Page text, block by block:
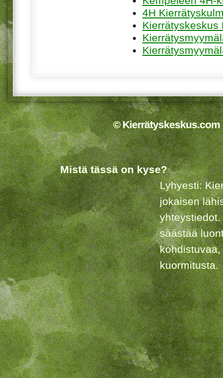
4H
Kierrätyskeskus
© Kierrätyskeskus.com
Mistä tässä on kyse?
Lyhyesti:
jokaisen
säästää
kuormitusta.